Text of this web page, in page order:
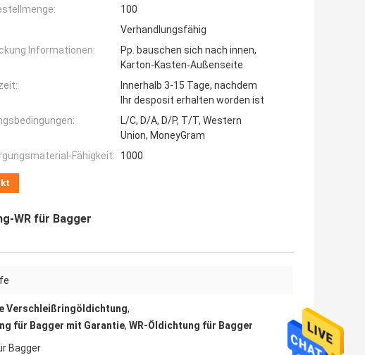
100
Verhandlungsfähig
Informationen:
Pp. bauschen sich nach innen,
Karton-Kasten-Außenseite
Innerhalb 3-15 Tage, nachdem
Ihr desposit erhalten worden ist
L/C, D/A, D/P, T/T, Western
Union, MoneyGram
Fähigkeit:
1000
WR für Bagger
Verschleißringöldichtung,
für Bagger mit Garantie, WR-Öldichtung für Bagger
Bagger